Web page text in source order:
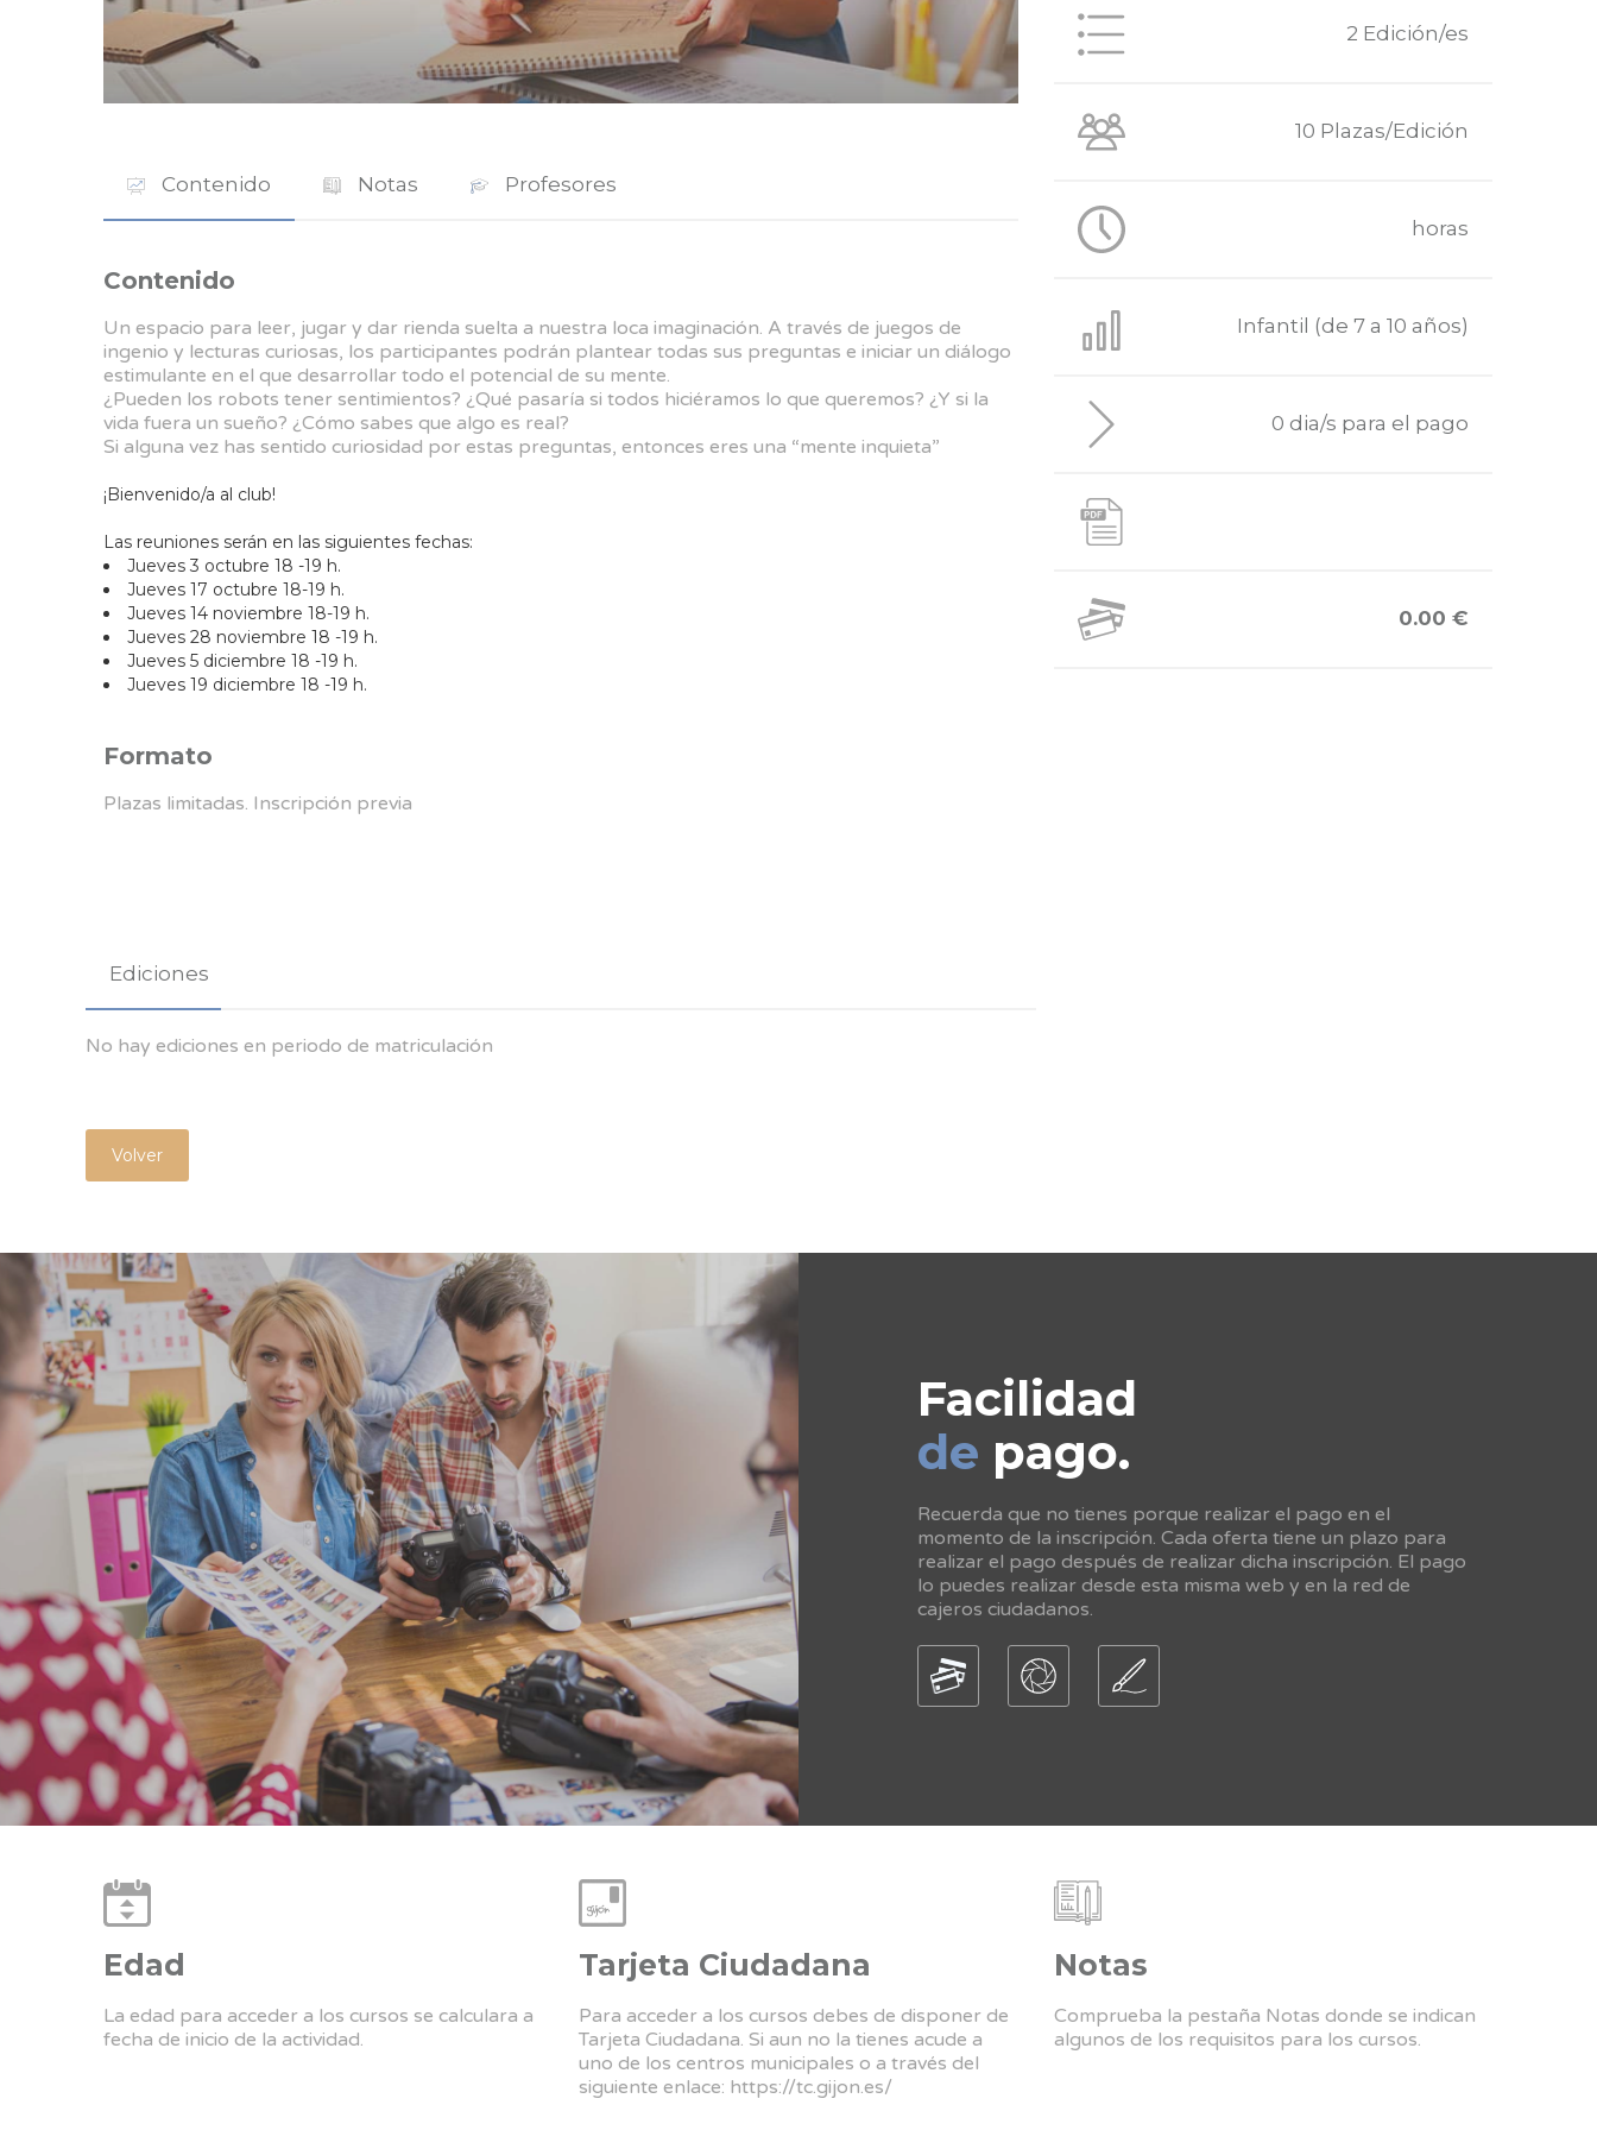
Contenido Notas Profesores
Contenido
Un espacio para leer, jugar y dar rienda suelta a nuestra loca imaginación. A través de juegos de
ingenio y lecturas curiosas, los participantes podrán plantear todas sus preguntas e iniciar un diálogo
estimulante en el que desarrollar todo el potencial de su mente.
¿Pueden los robots tener sentimientos? ¿Qué pasaría si todos hiciéramos lo que queremos? ¿Y si la
vida fuera un sueño? ¿Cómo sabes que algo es real?
Si alguna vez has sentido curiosidad por estas preguntas, entonces eres una “mente inquieta”
¡Bienvenido/a al club!
Las reuniones serán en las siguientes fechas:
Jueves 3 octubre 18 -19 h.
Jueves 17 octubre 18-19 h.
Jueves 14 noviembre 18-19 h.
Jueves 28 noviembre 18 -19 h.
Jueves 5 diciembre 18 -19 h.
Jueves 19 diciembre 18 -19 h.
Formato
Plazas limitadas. Inscripción previa
Ediciones
No hay ediciones en periodo de matriculación
2 Edición/es
10 Plazas/Edición
horas
Infantil (de 7 a 10 años)
0 dia/s para el pago
0.00 €
Volver
Facilidad
de pago.
Recuerda que no tienes porque realizar el pago en el
momento de la inscripción. Cada oferta tiene un plazo para
realizar el pago después de realizar dicha inscripción. El pago
lo puedes realizar desde esta misma web y en la red de
cajeros ciudadanos.
Edad
La edad para acceder a los cursos se calculara a
fecha de inicio de la actividad.
Tarjeta Ciudadana
Para acceder a los cursos debes de disponer de
Tarjeta Ciudadana. Si aun no la tienes acude a
uno de los centros municipales o a través del
siguiente enlace: https://tc.gijon.es/
Notas
Comprueba la pestaña Notas donde se indican
algunos de los requisitos para los cursos.